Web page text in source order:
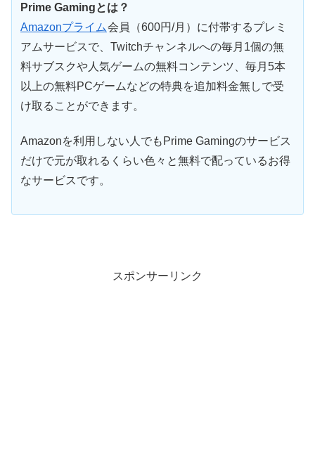
Prime Gamingとは？
Amazonプライム会員（600円/月）に付帯するプレミ
アムサービスで、Twitchチャンネルへの毎月1個の無
料サブスクや人気ゲームの無料コンテンツ、毎月5本
以上の無料PCゲームなどの特典を追加料金無しで受
け取ることができます。
Amazonを利用しない人でもPrime Gamingのサービス
だけで元が取れるくらい色々と無料で配っているお得
なサービスです。
スポンサーリンク